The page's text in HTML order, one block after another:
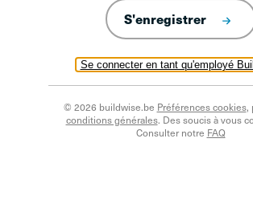
Se connecter en tant qu'employé
S'enregistrer
© 2026 buildwise.be Préférences cookies,
conditions générales. Des soucis à vous
Consulter notre FAQ